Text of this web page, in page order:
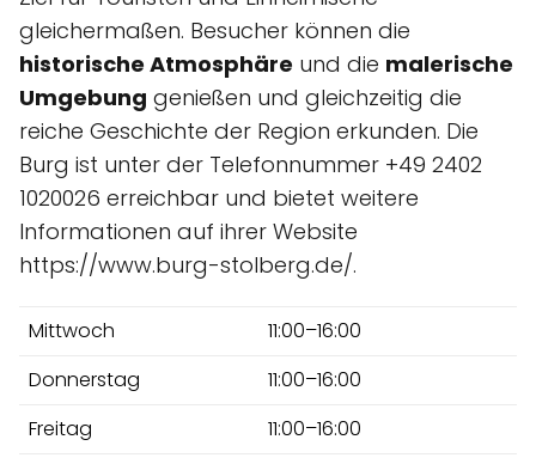
gleichermaßen. Besucher können die
historische Atmosphäre und die malerische
Umgebung genießen und gleichzeitig die
reiche Geschichte der Region erkunden. Die
Burg ist unter der Telefonnummer +49 2402
1020026 erreichbar und bietet weitere
Informationen auf ihrer Website
https://www.burg-stolberg.de/.
Mittwoch
11:00–16:00
Donnerstag
11:00–16:00
Freitag
11:00–16:00